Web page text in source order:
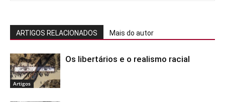
ARTIGOS RELACIONADOS Mais do autor
Artigos
Os libertários e o realismo racial